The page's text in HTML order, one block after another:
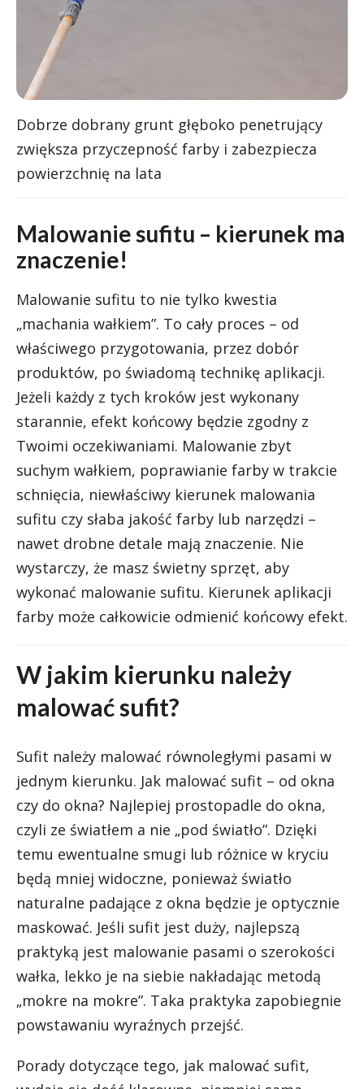
Dobrze dobrany grunt głęboko penetrujący
zwiększa przyczepność farby i zabezpiecza
powierzchnię na lata
Malowanie sufitu – kierunek ma
znaczenie!
Malowanie sufitu to nie tylko kwestia
„machania wałkiem”. To cały proces – od
właściwego przygotowania, przez dobór
produktów, po świadomą technikę aplikacji.
Jeżeli każdy z tych kroków jest wykonany
starannie, efekt końcowy będzie zgodny z
Twoimi oczekiwaniami. Malowanie zbyt
suchym wałkiem, poprawianie farby w trakcie
schnięcia, niewłaściwy kierunek malowania
sufitu czy słaba jakość farby lub narzędzi –
nawet drobne detale mają znaczenie. Nie
wystarczy, że masz świetny sprzęt, aby
wykonać malowanie sufitu. Kierunek aplikacji
farby może całkowicie odmienić końcowy efekt.
W jakim kierunku należy
malować sufit?
Sufit należy malować równoległymi pasami w
jednym kierunku. Jak malować sufit – od okna
czy do okna? Najlepiej prostopadle do okna,
czyli ze światłem a nie „pod światło”. Dzięki
temu ewentualne smugi lub różnice w kryciu
będą mniej widoczne, ponieważ światło
naturalne padające z okna będzie je optycznie
maskować. Jeśli sufit jest duży, najlepszą
praktyką jest malowanie pasami o szerokości
wałka, lekko je na siebie nakładając metodą
„mokre na mokre”. Taka praktyka zapobiegnie
powstawaniu wyraźnych przejść.
Porady dotyczące tego, jak malować sufit,